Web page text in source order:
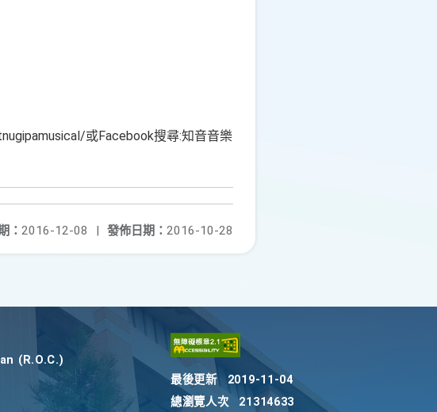
或Facebook搜尋:知音音樂
發佈日期： 2016-10-28
： 2016-12-08 |
(R.O.C.)
最後更新
2019-11-04
總瀏覽人次
21314633